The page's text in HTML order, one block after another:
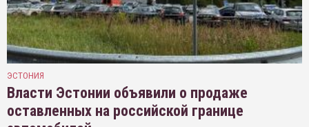
ЭСТОНИЯ
Власти Эстонии объявили о продаже
оставленных на российской границе